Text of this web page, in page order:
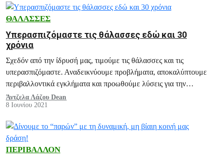
ΘΑΛΑΣΣΕΣ
Υπερασπιζόμαστε τις θάλασσες εδώ και 30
χρόνια
Σχεδόν από την ίδρυσή μας, τιμούμε τις θάλασσες και τις
υπερασπιζόμαστε. Αναδεικνύουμε προβλήματα, αποκαλύπτουμε
περιβαλλοντικά εγκλήματα και προωθούμε λύσεις για την
προστασία τους.
Άντζελα Λάζου Dean
8 Ιουνίου 2021
ΠΕΡΙΒΑΛΛΟΝ